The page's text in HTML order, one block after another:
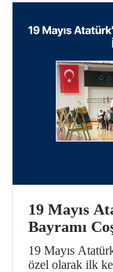
19 Mayıs
Bayramı
Yaşandı
19 Mayıs
özel olarak ilk